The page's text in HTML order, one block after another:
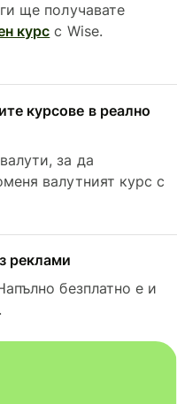
ще получавате
курс с Wise.
курсове в реално
за да
валутният курс с
реклами
безплатно е и